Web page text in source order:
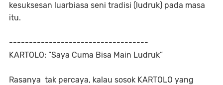
kesuksesan luarbiasa seni tradisi (ludruk) pada masa
itu.
-----------------------------------
KARTOLO: “Saya Cuma Bisa Main Ludruk”
Rasanya tak percaya, kalau sosok KARTOLO yang